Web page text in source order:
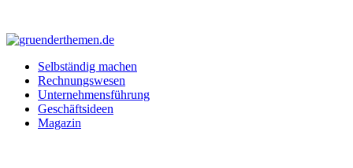
Selbständig machen
Rechnungswesen
Unternehmensführung
Geschäftsideen
Magazin